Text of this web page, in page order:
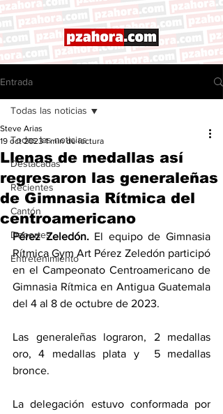
Entrada
Todas las noticias
Destacadas
Recientes
Cantón
Deportes
Entretenimiento
Todas las noticias
Llenas de medallas así
regresaron las generaleñas
de Gimnasia Rítmica del
centroamericano
Steve Arias
19 oct 2023 1 min de lectura
Pérez Zeledón. El equipo de Gimnasia
Rítmica Gym Art Pérez Zeledón participó
en el Campeonato Centroamericano de
Gimnasia Rítmica en Antigua Guatemala
del 4 al 8 de octubre de 2023.
Las generaleñas lograron, 2 medallas
oro, 4 medallas plata y  5 medallas
bronce.
La delegación estuvo conformada por